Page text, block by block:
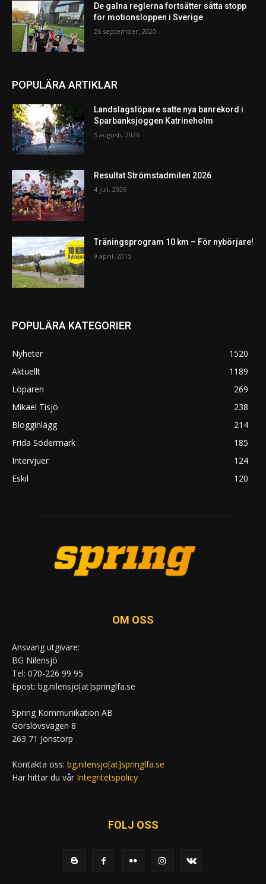
De galna reglerna fortsätter sätta stopp
för motionsloppen i Sverige
26 september, 2020
POPULÄRA ARTIKLAR
Landslagslöpare satte nya banrekord i
Sparbanksjoggen Katrineholm
5 augusti, 2026
Resultat Strömstadmilen 2026
4 juli, 2026
Träningsprogram 10 km – För nybörjare!
9 april, 2015
POPULÄRA KATEGORIER
Nyheter
1520
Aktuellt
1189
Löparen
269
Mikael Tisjö
238
Blogginlägg
214
Frida Södermark
185
Intervjuer
124
Eskil
120
OM OSS
Ansvarig utgivare:
BG Nilensjö
Tel: 070-226 99 95
Epost: bg.nilensjo[at]springlfa.se
Spring Kommunikation AB
Görslövsvägen 8
263 71 Jonstorp
Kontakta oss: bg.nilensjo[at]springlfa.se
Här hittar du vår Integritetspolicy
FÖLJ OSS